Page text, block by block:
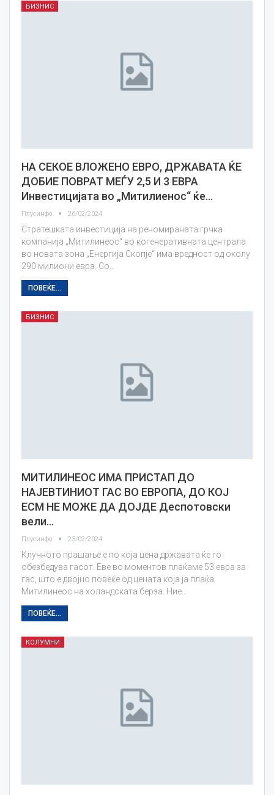
БИЗНИС
НА СЕКОЕ ВЛОЖЕНО ЕВРО, ДРЖАВАТА ЌЕ
ДОБИЕ ПОВРАТ МЕЃУ 2,5 И 3 ЕВРА
Инвестицијата во „Митилиенос“ ќе…
Плусинфо 26/02/2024
Стратешката инвестиција на реномираната грчка
компанија „Митилинеос“ во когенеративната централа
во новата зона „Енергија Скопје“ има вредност од околу
290 милиони евра. Со…
ПОВЕЌЕ...
БИЗНИС
МИТИЛИНЕОС ИМА ПРИСТАП ДО
НАЈЕВТИНИОТ ГАС ВО ЕВРОПА, ДО КОЈ
ЕСМ НЕ МОЖЕ ДА ДОЈДЕ Деспотовски
вели…
Плусинфо 23/02/2024
Клучното прашање е по која цена државата ќе го
обезбедува гасот. Еве во моментов плаќаме 53 евра за
гас, што е двојно повеќе од цената која ја плаќа
Митилинеос на холандската берза. Ние…
ПОВЕЌЕ...
КОЛУМНИ